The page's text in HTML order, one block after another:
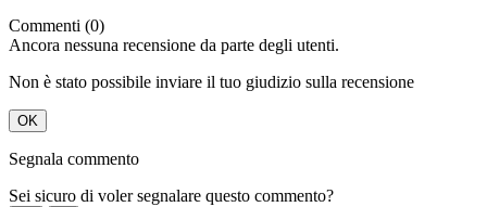
Commenti (0)
Ancora nessuna recensione da parte degli utenti.
Non è stato possibile inviare il tuo giudizio sulla recensione
OK
Segnala commento
Sei sicuro di voler segnalare questo commento?